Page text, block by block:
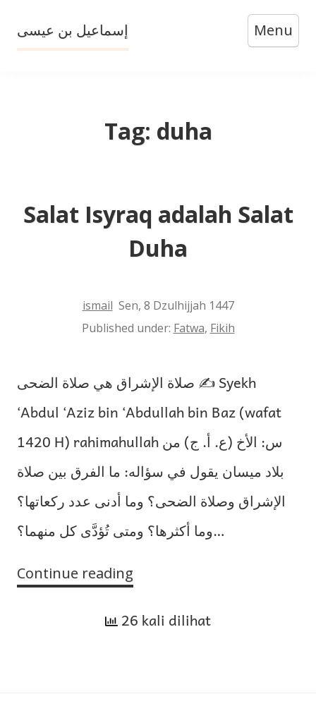
content
إسماعيل بن عيسى Menu
Tag: duha
Salat Isyraq adalah Salat
Duha
ismail Sen, 8 Dzulhijjah 1447
Published under: Fatwa, Fikih
صلاة الإشراق هي صلاة الضحى ✍️ Syekh
‘Abdul ‘Aziz bin ‘Abdullah bin Baz (wafat
1420 H) rahimahullah س: الأخ (ع. أ. ج) من
بلاد ميسان يقول في سؤاله: ما الفرق بين صلاة
الإشراق وصلاة الضحى؟ وما أدنى عدد ركعاتها؟
وما أكثرها؟ ومتى تُؤدَّى كل منهما؟…
Continue reading
adalah
26 kali dilihat